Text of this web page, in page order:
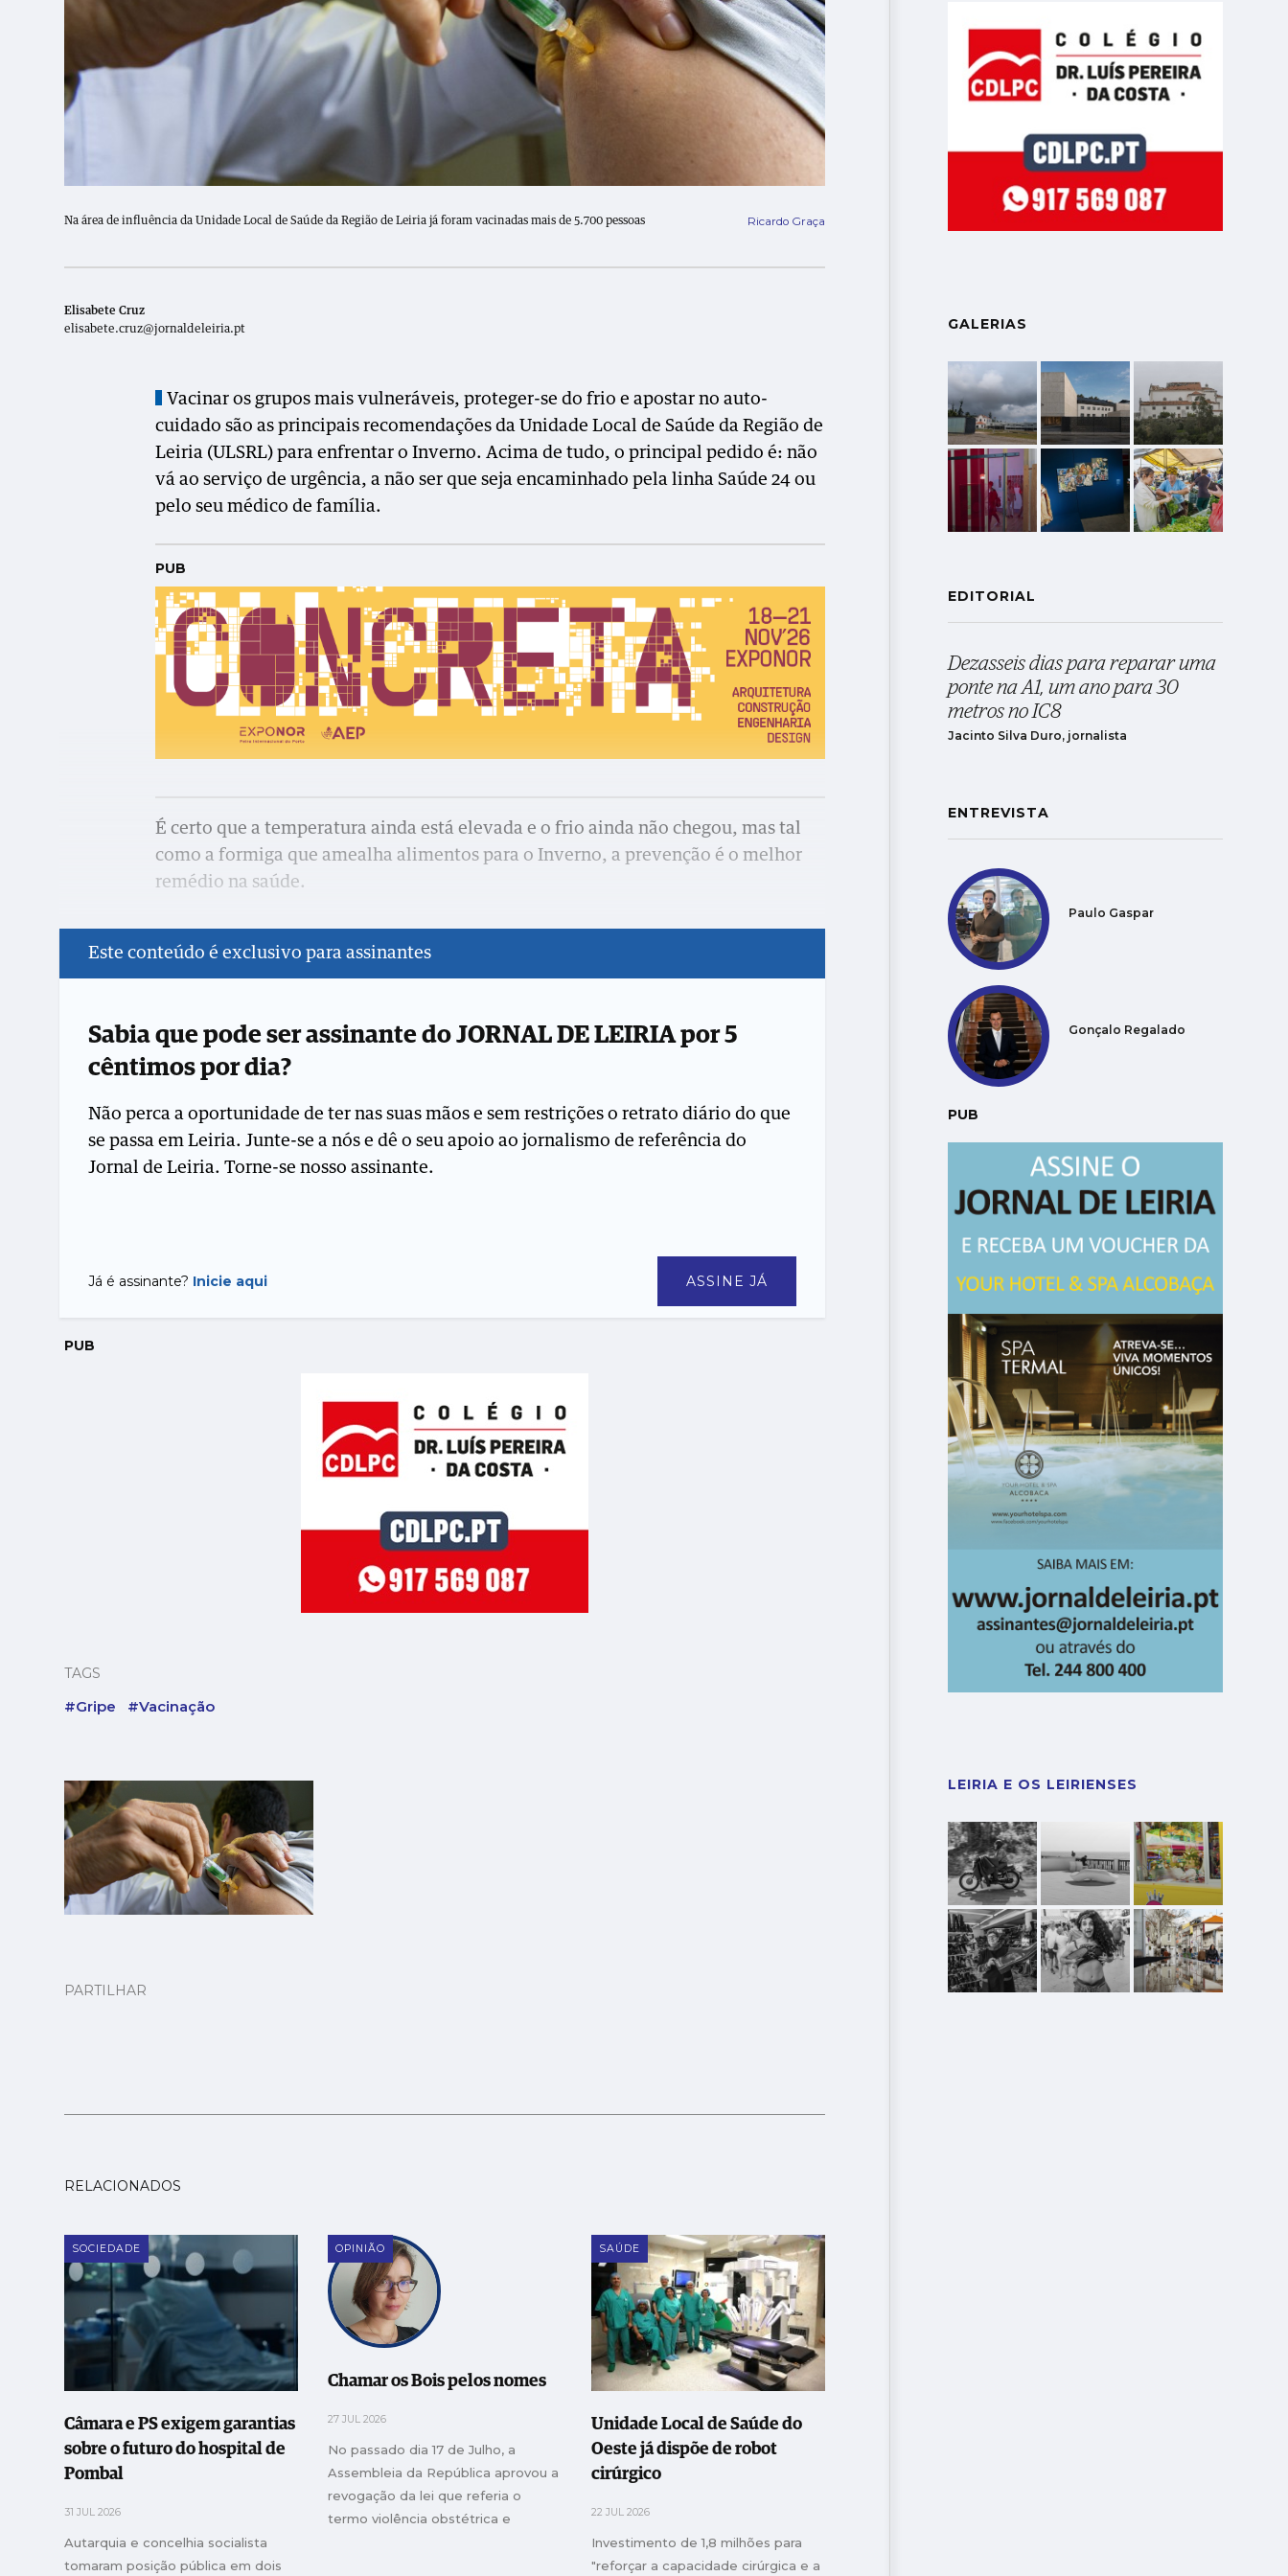
Na área de influência da Unidade Local de Saúde da Região de Leiria já foram vacinadas mais de 5.700 pessoas Ricardo Graça
Elisabete Cruz
elisabete.cruz@jornaldeleiria.pt
Vacinar os grupos mais vulneráveis, proteger-se do frio e apostar no auto-
cuidado são as principais recomendações da Unidade Local de Saúde da Região de
Leiria (ULSRL) para enfrentar o Inverno. Acima de tudo, o principal pedido é: não
vá ao serviço de urgência, a não ser que seja encaminhado pela linha Saúde 24 ou
pelo seu médico de família.
PUB
É certo que a temperatura ainda está elevada e o frio ainda não chegou, mas tal
como a formiga que amealha alimentos para o Inverno, a prevenção é o melhor
remédio na saúde.
Este conteúdo é exclusivo para assinantes
Sabia que pode ser assinante do JORNAL DE LEIRIA por 5
cêntimos por dia?
Não perca a oportunidade de ter nas suas mãos e sem restrições o retrato diário do que
se passa em Leiria. Junte-se a nós e dê o seu apoio ao jornalismo de referência do
Jornal de Leiria. Torne-se nosso assinante.
Já é assinante? Inicie aqui ASSINE JÁ
PUB
TAGS
#Gripe #Vacinação
PARTILHAR
RELACIONADOS
SOCIEDADE
Câmara e PS exigem garantias
sobre o futuro do hospital de
Pombal
31 JUL 2026
Autarquia e concelhia socialista
tomaram posição pública em dois
OPINIÃO
Chamar os Bois pelos nomes
27 JUL 2026
No passado dia 17 de Julho, a
Assembleia da República aprovou a
revogação da lei que referia o
termo violência obstétrica e
SAÚDE
Unidade Local de Saúde do
Oeste já dispõe de robot
cirúrgico
22 JUL 2026
Investimento de 1,8 milhões para
"reforçar a capacidade cirúrgica e a
GALERIAS
EDITORIAL
Dezasseis dias para reparar uma
ponte na A1, um ano para 30
metros no IC8
Jacinto Silva Duro, jornalista
ENTREVISTA
Paulo Gaspar
Gonçalo Regalado
PUB
LEIRIA E OS LEIRIENSES